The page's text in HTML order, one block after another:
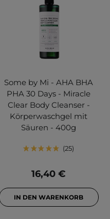
Some by Mi - AHA BHA
PHA 30 Days - Miracle
Clear Body Cleanser -
Körperwaschgel mit
Säuren - 400g
25
16,40 €
IN DEN WARENKORB